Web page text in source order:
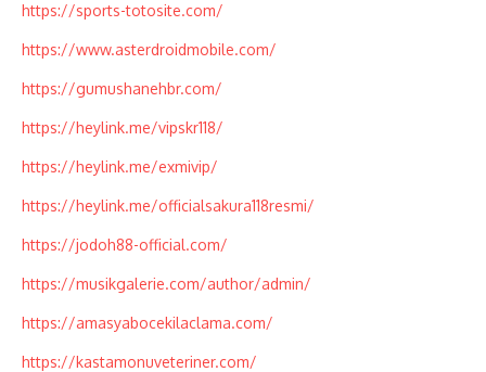
https://sports-totosite.com/
https://www.asterdroidmobile.com/
https://gumushanehbr.com/
https://heylink.me/vipskr118/
https://heylink.me/exmivip/
https://heylink.me/officialsakura118resmi/
https://jodoh88-official.com/
https://musikgalerie.com/author/admin/
https://amasyabocekilaclama.com/
https://kastamonuveteriner.com/